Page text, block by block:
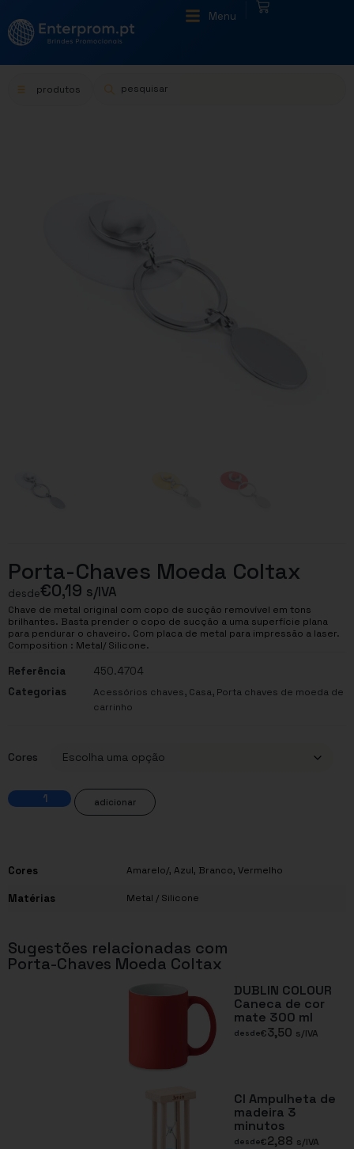
Menu
produtos
Porta-Chaves Moeda Coltax
desde€0,19 s/IVA
Chave de metal original com copo de sucção removível em tons
brilhantes. Basta prender o copo de sucção a uma superfície plana
para pendurar o chaveiro. Com placa de metal para impressão a laser.
Composition : Metal/ Silicone.
Referência
450.4704
Categorias
Acessórios chaves, Casa, Porta chaves de moeda de
carrinho
Cores
adicionar
Cores Amarelo/, Azul, Branco, Vermelho
Matérias Metal / Silicone
Sugestões relacionadas com
Porta-Chaves Moeda Coltax
DUBLIN COLOUR
Caneca de cor
mate 300 ml
desde€3,50 s/IVA
CI Ampulheta de
madeira 3
minutos
desde€2,88 s/IVA